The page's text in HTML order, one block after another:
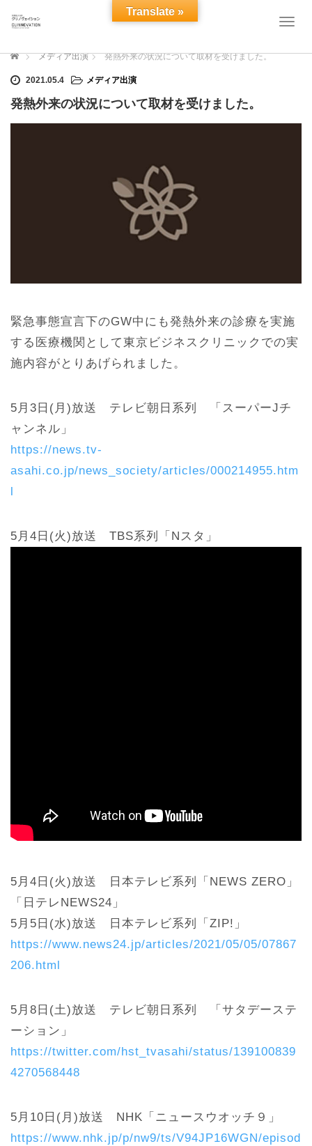
T
g
ホーム メディア出演 発熱外来の状況について取材を受けました。
2021.05.4 メディア出演
発熱外来の状況について取材を受けました。
緊急事態宣言下のGW中にも発熱外来の診療を実施
する医療機関として東京ビジネスクリニックでの実
施内容がとりあげられました。
5月3日(月)放送 テレビ朝日系列 「スーパーJチ
ャンネル」
https://news.tv-
asahi.co.jp/news_society/articles/000214955.htm
5月4日(火)放送 TBS系列「Nスタ」
5月4日(火)放送 日本テレビ系列「NEWS ZERO」
「日テレNEWS24」
5月5日(水)放送 日本テレビ系列「ZIP!」
https://www.news24.jp/articles/2021/05/05/07867
206.html
5月8日(土)放送 テレビ朝日系列 「サタデーステ
ーション」
https://twitter.com/hst_tvasahi/status/139100839
4270568448
5月10日(月)放送 NHK「ニュースウオッチ９」
https://www.nhk.jp/p/nw9/ts/V94JP16WGN/episod
Translate »